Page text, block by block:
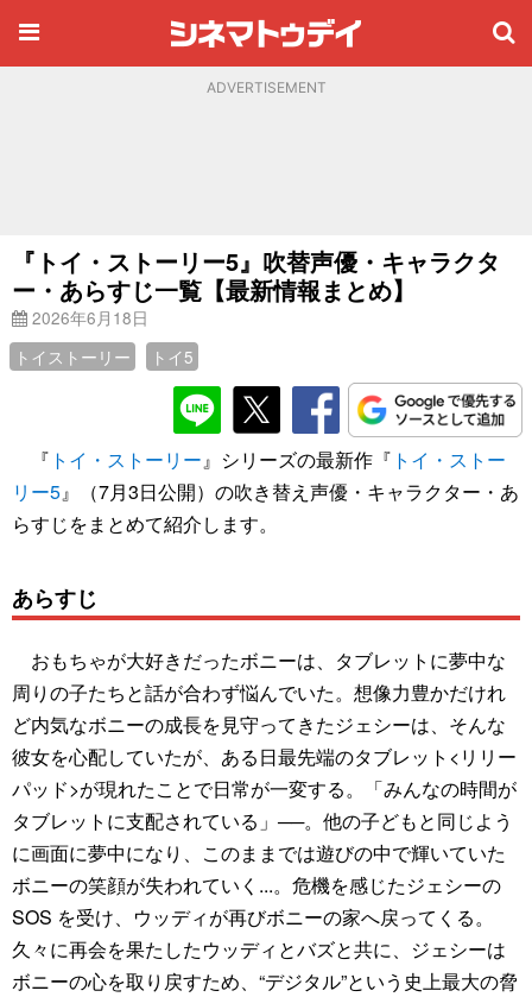
ADVERTISEMENT
『トイ・ストーリー5』吹替声優・キャラクタ
ー・あらすじ一覧【最新情報まとめ】
2026年6月18日
トイストーリー
トイ5
『 トイ・ストーリー』シリーズの最新作『 トイ・ストー
リー5』（7月3日公開）の吹き替え声優・キャラクター・あ
らすじをまとめて紹介します。
あらすじ
おもちゃが大好きだったボニーは、タブレットに夢中な
周りの子たちと話が合わず悩んでいた。想像力豊かだけれ
ど内気なボニーの成長を見守ってきたジェシーは、そんな
彼女を心配していたが、ある日最先端のタブレット<リリー
パッド>が現れたことで日常が一変する。「みんなの時間が
タブレットに支配されている」──。他の子どもと同じよう
に画面に夢中になり、このままでは遊びの中で輝いていた
ボニーの笑顔が失われていく...。危機を感じたジェシーの
SOS を受け、ウッディが再びボニーの家へ戻ってくる。
久々に再会を果たしたウッディとバズと共に、ジェシーは
ボニーの心を取り戻すため、“デジタル”という史上最大の脅